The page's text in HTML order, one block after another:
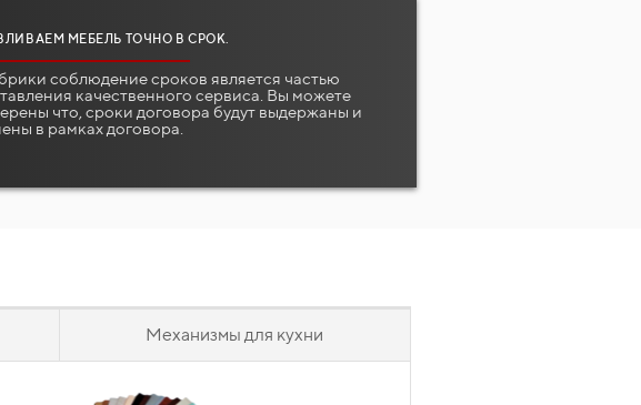
МЕБЕЛЬ ТОЧНО В СРОК.
соблюдение сроков является частью
качественного сервиса. Вы можете
что, сроки договора будут выдержаны и
в рамках договора.
Механизмы для кухни